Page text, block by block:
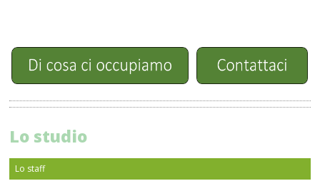
Lo studio
Lo staff